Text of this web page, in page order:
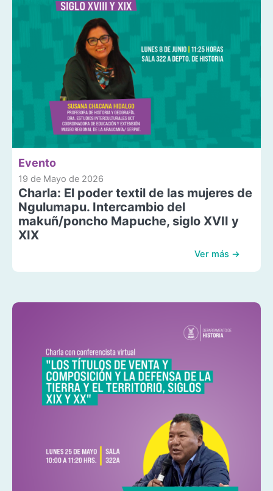
Evento
19 de Mayo de 2026
Charla: El poder textil de las mujeres de
Ngulumapu. Intercambio del
makuñ/poncho Mapuche, siglo XVII y
XIX
Ver más →